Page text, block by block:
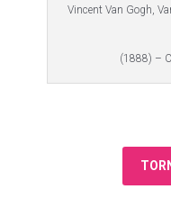
Vincent Van Gogh,
(1888) –